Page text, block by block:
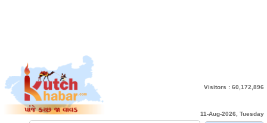
Visitors : 60,172,896
11-Aug-2026, Tuesday